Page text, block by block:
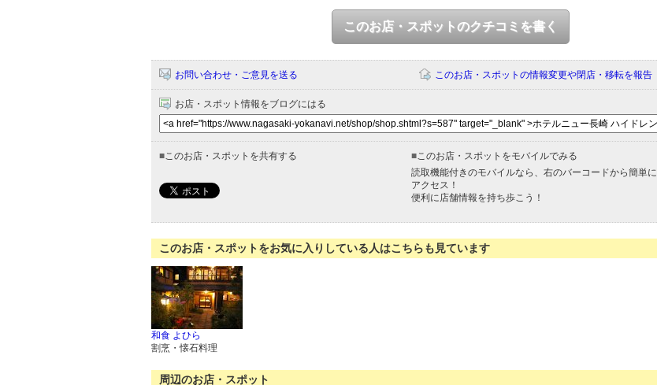
このお店・スポットのクチコミを書く
お問い合わせ・ご意見を送る このお店・スポットの情報変更や閉店・移転を報告
お店・スポット情報をブログにはる
■このお店・スポットを共有する ■このお店・スポットをモバイルでみる
読取機能付きのモバイルなら、右のバーコードから簡単に
アクセス！
便利に店舗情報を持ち歩こう！
このお店・スポットをお気に入りしている人はこちらも見ています
和食 よひら
割烹・懐石料理
周辺のお店・スポット